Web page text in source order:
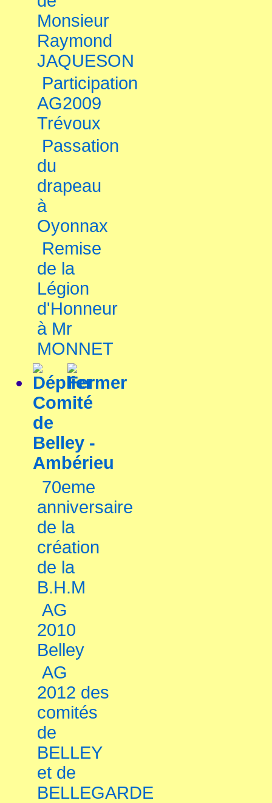
Monsieur
Raymond
JAQUESON
Participation
AG2009
Trévoux
Passation
du
drapeau
à
Oyonnax
Remise
de la
Légion
d'Honneur
à Mr
MONNET
Comité
de
Belley -
Ambérieu
70eme
anniversaire
de la
création
de la
B.H.M
AG
2010
Belley
AG
2012 des
comités
de
BELLEY
et de
BELLEGARDE